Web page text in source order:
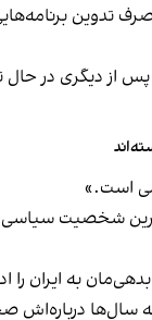
برنامه‌هایی
از دیگری در
است.»
شخصیت
به ایران را
سال‌ها درباره‌اش